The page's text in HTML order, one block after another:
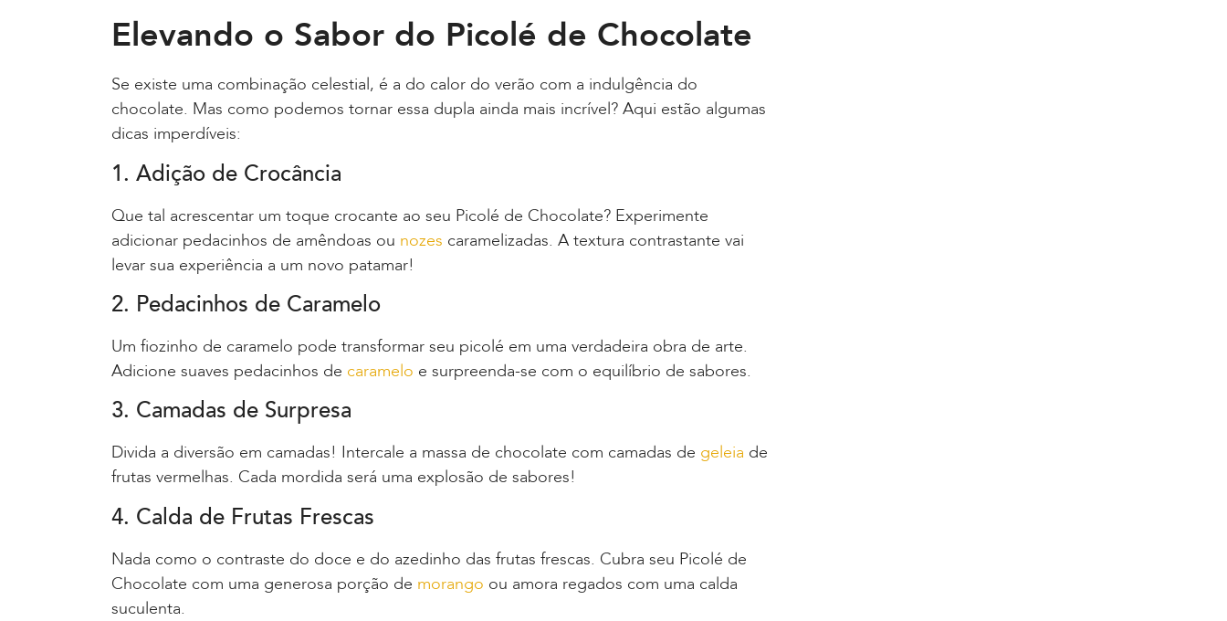
Elevando o Sabor do Picolé de Chocolate
Se existe uma combinação celestial, é a do calor do verão com a indulgência do
chocolate. Mas como podemos tornar essa dupla ainda mais incrível? Aqui estão algumas
dicas imperdíveis:
1. Adição de Crocância
Que tal acrescentar um toque crocante ao seu Picolé de Chocolate? Experimente
adicionar pedacinhos de amêndoas ou nozes caramelizadas. A textura contrastante vai
levar sua experiência a um novo patamar!
2. Pedacinhos de Caramelo
Um fiozinho de caramelo pode transformar seu picolé em uma verdadeira obra de arte.
Adicione suaves pedacinhos de caramelo e surpreenda-se com o equilíbrio de sabores.
3. Camadas de Surpresa
Divida a diversão em camadas! Intercale a massa de chocolate com camadas de geleia de
frutas vermelhas. Cada mordida será uma explosão de sabores!
4. Calda de Frutas Frescas
Nada como o contraste do doce e do azedinho das frutas frescas. Cubra seu Picolé de
Chocolate com uma generosa porção de morango ou amora regados com uma calda
suculenta.